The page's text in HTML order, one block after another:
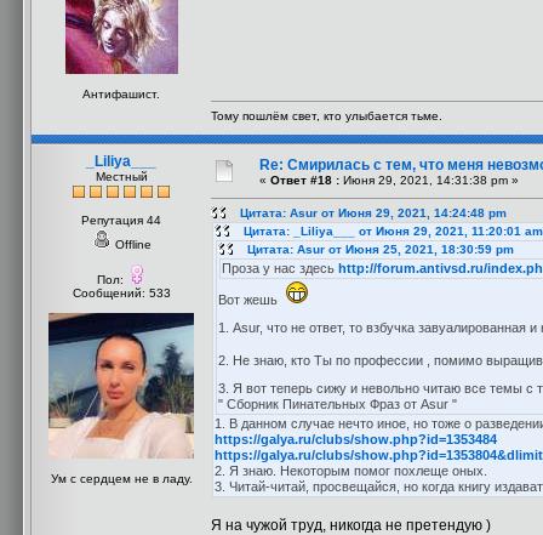
Антифашист.
Тому пошлём свет, кто улыбается тьме.
_Liliya___
Местный
Репутация 44
Offline
Пол:
Сообщений: 533
Ум с сердцем не в ладу.
Re: Смирилась с тем, что меня
« Ответ #18 : Июня 29, 2021, 14:31:38 pm »
Цитата: Asur от Июня 29, 2021, 14:24:48 pm
Цитата: _Liliya___ от Июня 29, 2021, 11:20:01 am
Цитата: Asur от Июня 25, 2021, 18:30:59 pm
Проза у нас здесь http://forum.antivsd.ru/
Вот жешь
1. Asur, что не ответ, то взбучка завуалированная
2. Не знаю, кто Ты по профессии , помимо
3. Я вот теперь сижу и невольно читаю все темы
" Сборник Пинательных Фраз от Asur "
1. В данном случае нечто иное, но тоже о
https://galya.ru/clubs/show.php?id=1353484
https://galya.ru/clubs/
2. Я знаю. Некоторым помог похлеще оных.
3. Читай-читай, просвещайся, но когда книгу
Я на чужой труд, никогда не претендую )